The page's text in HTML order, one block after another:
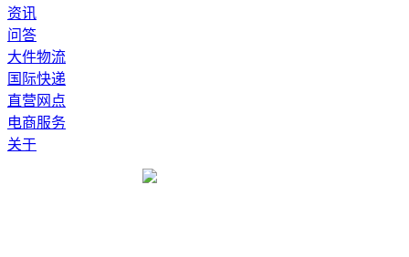
资讯
问答
大件物流
国际快递
直营网点
电商服务
关于